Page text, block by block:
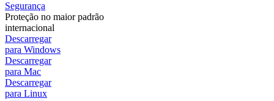
Segurança
Proteção no maior padrão
internacional
Descarregar
para Windows
Descarregar
para Mac
Descarregar
para Linux